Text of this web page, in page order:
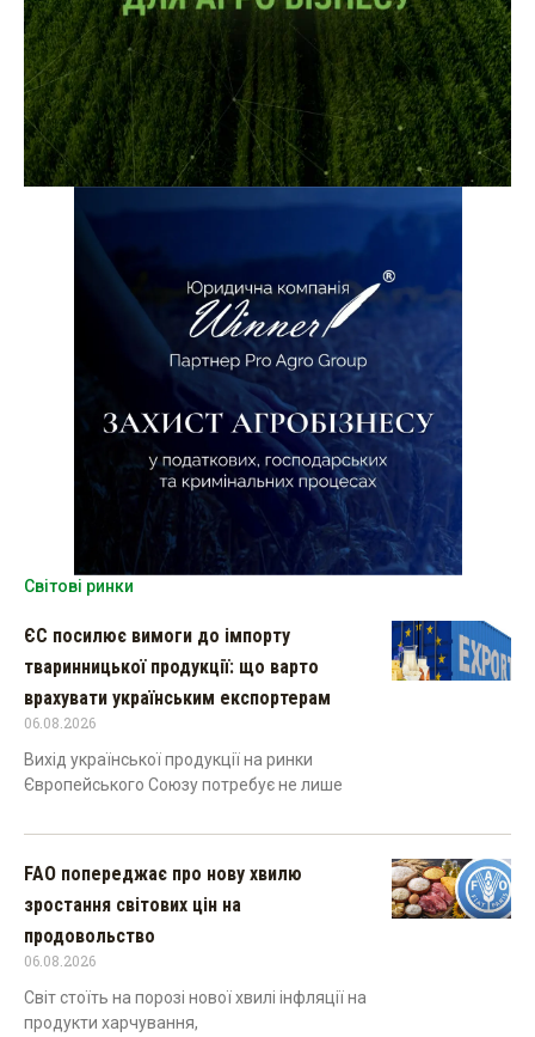
Світові ринки
ЄС посилює вимоги до імпорту
тваринницької продукції: що варто
врахувати українським експортерам
06.08.2026
Вихід української продукції на ринки
Європейського Союзу потребує не лише
FAO попереджає про нову хвилю
зростання світових цін на
продовольство
06.08.2026
Світ стоїть на порозі нової хвилі інфляції на
продукти харчування,